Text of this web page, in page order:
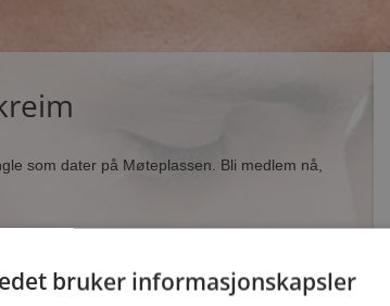
som dater på Møteplassen. Bli medlem nå,
Rogalandbruker informasjonskapsler